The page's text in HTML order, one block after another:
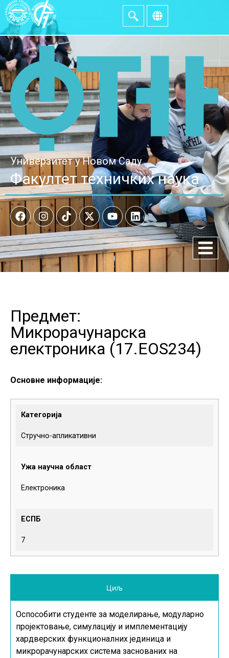
Универзитет у Новом Саду
Факултет техничких наука
Предмет:
Микрорачунарска
електроника (17.EOS234)
Основне информације:
Категорија
Стручно-апликативни
Ужа научна област
Електроника
ЕСПБ
7
Циљ
Оспособити студенте за моделирање, модуларно
пројектовање, симулацију и имплементацију
хардверских функционалних јединица и
микрорачунарских система заснованих на